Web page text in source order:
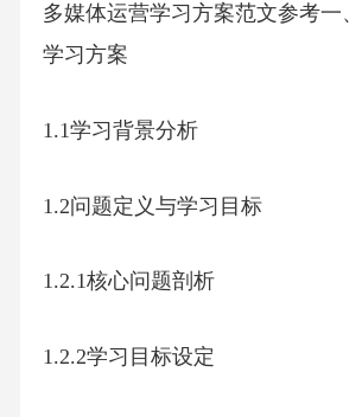
多媒体运营学习方案范文参考一
学习方案
1.1学习背景分析
1.2问题定义与学习目标
1.2.1核心问题剖析
1.2.2学习目标设定